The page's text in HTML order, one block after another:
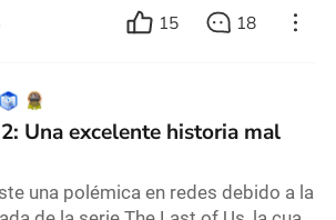
15 18
Una excelente historia mal
una polémica en redes debido a la